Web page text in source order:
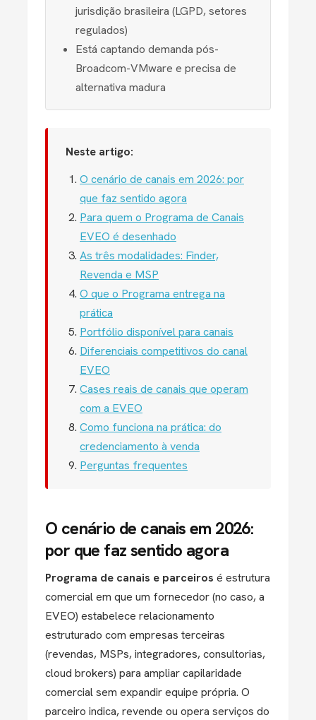
jurisdição brasileira (LGPD, setores
regulados)
Está captando demanda pós-
Broadcom-VMware e precisa de
alternativa madura
Neste artigo:
O cenário de canais em 2026: por
que faz sentido agora
Para quem o Programa de Canais
EVEO é desenhado
As três modalidades: Finder,
Revenda e MSP
O que o Programa entrega na
prática
Portfólio disponível para canais
Diferenciais competitivos do canal
EVEO
Cases reais de canais que operam
com a EVEO
Como funciona na prática: do
credenciamento à venda
Perguntas frequentes
O cenário de canais em 2026:
por que faz sentido agora
Programa de canais e parceiros é estrutura
comercial em que um fornecedor (no caso, a
EVEO) estabelece relacionamento
estruturado com empresas terceiras
(revendas, MSPs, integradores, consultorias,
cloud brokers) para ampliar capilaridade
comercial sem expandir equipe própria. O
parceiro indica, revende ou opera serviços do